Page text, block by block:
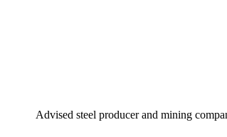
Advised steel producer and mining